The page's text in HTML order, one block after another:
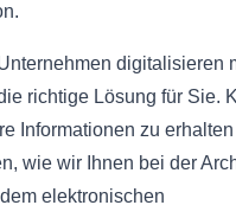
digitalisieren
richtige Lösung für Sie.
Informationen zu erhalten
wie wir Ihnen bei der
elektronischen